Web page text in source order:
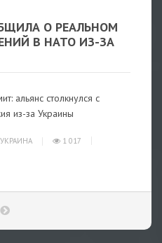
О РЕАЛЬНОМ
В НАТО ИЗ-ЗА
альянс столкнулся с
из-за Украины
УКРАИНА
1 017